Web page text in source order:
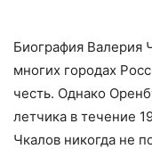
Биография Валерия
многих городах
честь. Однако
летчика в течение
Чкалов никогда не